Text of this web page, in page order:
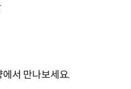
서 만나보세요.